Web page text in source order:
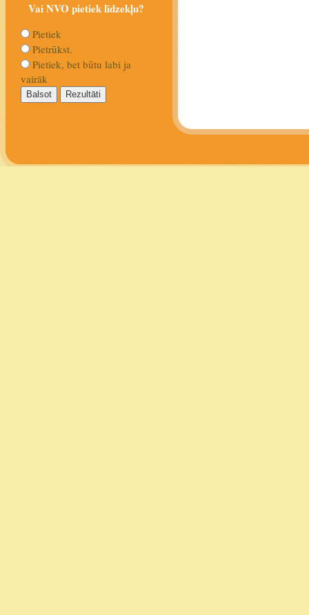
Vai NVO pietiek līdzekļu?
Pietiek
Pietrūkst.
Pietiek, bet būtu labi ja
vairāk